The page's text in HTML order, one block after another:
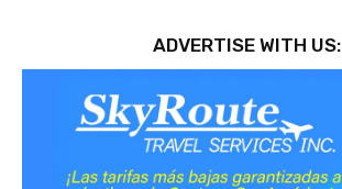
ADVERTISE WITH US: